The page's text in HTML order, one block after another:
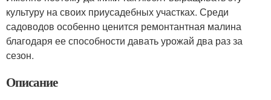
культуру на своих приусадебных участках. Среди
садоводов особенно ценится ремонтантная малина
благодаря ее способности давать урожай два раз за
сезон.
Описание